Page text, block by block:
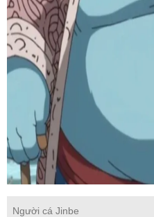
Người cá Jinbe